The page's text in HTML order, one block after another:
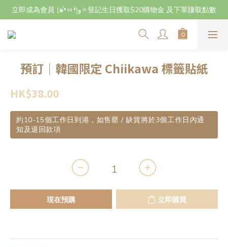
立即成為會員 (๑•̀ㅂ•́)و✧登記生日獲取$20購物金 及下單賺取點數
立即成為會員 (๑•̀ㅂ•́)و✧登記生日獲取$20購物金 及下單賺取點數
7月29日至8月3日期間因店主不在港將暫停交收及寄件，感謝~
預訂｜韓國限定 Chiikawa 標籤貼紙
HK$38.00
約10-15個工作日到港，如售罄 / 缺貨將於3個工作日內通
知及退回款項
現在預購 立即購買